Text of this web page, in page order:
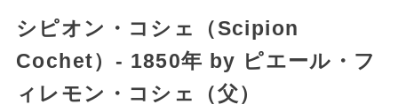
シピオン・コシェ（Scipion
Cochet）- 1850年 by ピエール・フ
ィレモン・コシェ（父）